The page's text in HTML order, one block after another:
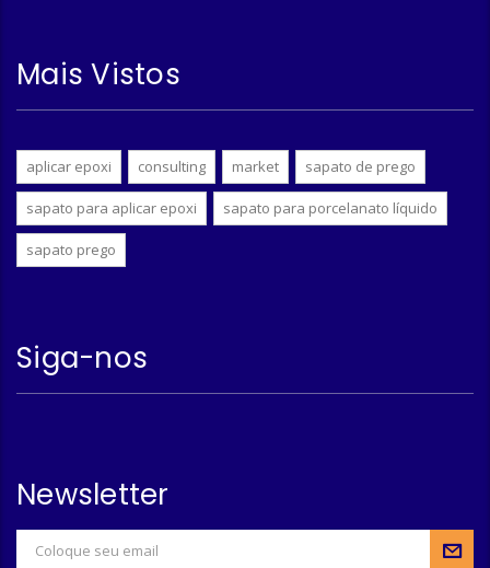
Mais Vistos
aplicar epoxi consulting market sapato de prego
sapato para aplicar epoxi sapato para porcelanato líquido
sapato prego
Siga-nos
Newsletter